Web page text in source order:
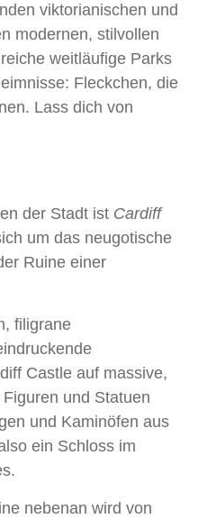
viktorianischen und
modernen, stilvollen
weitläufige Parks
Fleckchen, die
Lass dich von
der Stadt ist Cardiff
um das neugotische
Ruine einer
filigrane
Castle auf massive,
und Statuen
und Kaminöfen aus
ein Schloss im
nebenan wird von